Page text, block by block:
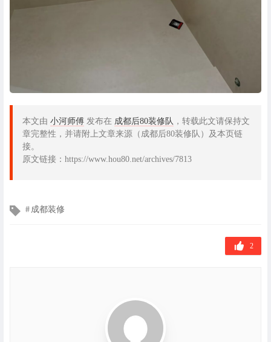
本文由 小河师傅 发布在 成都后80装修队 ，转载此文请保持文
章完整性，并请附上文章来源（成都后80装修队）及本页链
接。
原文链接：https://www.hou80.net/archives/7813
文 成都装修
2